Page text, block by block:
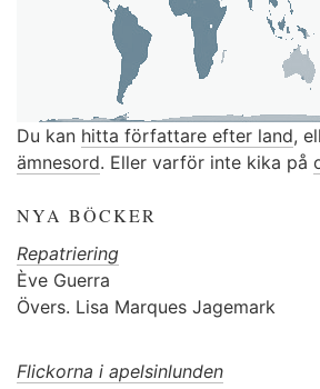
Du kan hitta författare efter land,
ämnesord. Eller varför inte kika på
NYA BÖCKER
Repatriering
Ève Guerra
Övers. Lisa Marques Jagemark
Flickorna i apelsinlunden